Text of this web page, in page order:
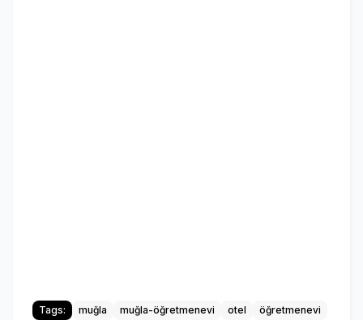
Tags: muğla muğla-öğretmenevi otel öğretmenevi